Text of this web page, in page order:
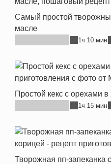
Самый простой
масле
1ч 10 мин
Простой кекс с орехами в
1ч 15 мин
Творожная пп-запеканка